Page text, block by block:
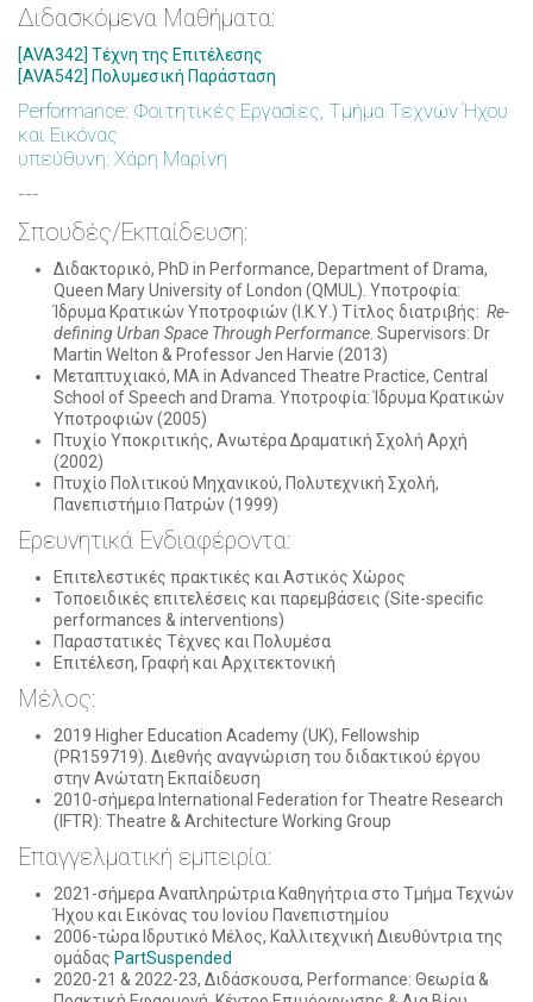
Διδασκόμενα Μαθήματα:
[AVA342] Τέχνη της Επιτέλεσης
[AVA542] Πολυμεσική Παράσταση
Performance: Φοιτητικές Εργασίες, Τμήμα Τεχνών Ήχου
και Εικόνας
υπεύθυνη: Χάρη Μαρίνη
---
Σπουδές/Εκπαίδευση:
Διδακτορικό, PhD in Performance, Department of Drama,
Queen Mary University of London (QMUL). Υποτροφία:
Ίδρυμα Κρατικών Υποτροφιών (Ι.Κ.Υ.) Τίτλος διατριβής: Re-
defining Urban Space Through Performance. Supervisors: Dr
Martin Welton & Professor Jen Harvie (2013)
Μεταπτυχιακό, MA in Advanced Theatre Practice, Central
School of Speech and Drama. Υποτροφία: Ίδρυμα Κρατικών
Υποτροφιών (2005)
Πτυχίο Υποκριτικής, Ανωτέρα Δραματική Σχολή Αρχή
(2002)
Πτυχίο Πολιτικού Μηχανικού, Πολυτεχνική Σχολή,
Πανεπιστήμιο Πατρών (1999)
Ερευνητικά Ενδιαφέροντα:
Επιτελεστικές πρακτικές και Αστικός Χώρος
Τοποειδικές επιτελέσεις και παρεμβάσεις (Site-specific
performances & interventions)
Παραστατικές Τέχνες και Πολυμέσα
Επιτέλεση, Γραφή και Αρχιτεκτονική
Μέλος:
2019 Higher Education Academy (UK), Fellowship
(PR159719). Διεθνής αναγνώριση του διδακτικού έργου
στην Ανώτατη Εκπαίδευση
2010-σήμερα International Federation for Theatre Research
(IFTR): Theatre & Architecture Working Group
Επαγγελματική εμπειρία:
2021-σήμερα Αναπληρώτρια Καθηγήτρια στο Τμήμα Τεχνών
Ήχου και Εικόνας του Ιονίου Πανεπιστημίου
2006-τώρα Ιδρυτικό Μέλος, Καλλιτεχνική Διευθύντρια της
ομάδας PartSuspended
2020-21 & 2022-23, Διδάσκουσα, Performance: Θεωρία &